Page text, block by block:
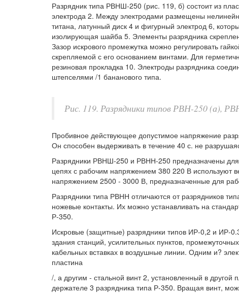
Разрядник типа РВНШ-250 (рис. 119, б) состоит из
электрода 2. Между электродами размещены
титана, латунный диск 4 и фигурный электрод 6,
изолирующая шайба 5. Элементы разрядника
Зазор искрового промежутка можно регулировать
скрепляемой с его основанием винтами. Для
резиновая прокладка 10. Электроды разрядника
штепселями /1 бананового типа.
Рис. 119. Разрядники типов РВН-250 (а),
Пробивное действующее допустимое напряжение
Он способен выдерживать в течение 40 с. не
Разрядники РВНШ-250 и РВНН-250 предназначены
цепях с рабочим напряжением 380 220 В используют
напряжением 2500 - 3000 В, предназначенные для
Разрядники типа РВНН отличаются от разрядников
ножевые контакты. Их можно устанавливать на
Р-350.
Искровые (защитные) разрядники типов ИР-0,2 и ИР-
здания станций, усилительных пунктов,
кабельных вставках в воздушные линии. Одним и?
пластина
/, а другим - стальной винт 2, установленный в
держателе 3 разрядника типа Р-350. Вращая винт,